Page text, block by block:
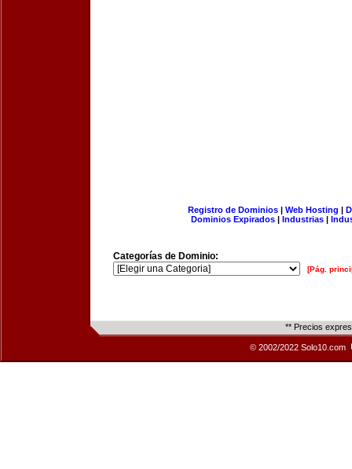
Registro de Dominios| Web Hosting |
Dominios Expirados | Industrias |
Categorías de Dominio:
[Pág.
** Precios
© 2002/2022 Solo10.com